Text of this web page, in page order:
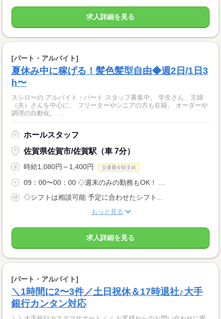
求人詳細を見る
[パート・アルバイト]
夏休み中に稼げる！髪色髪型自由◆週2日/1日3
h〜
スシローの アルバイト・パート スタッフ募集中。 学生さん、主婦
（夫）さんを中心に、 フリーターやシニアの方も在籍。 オーダーや
調理の自動化、 ...
ホールスタッフ
佐賀県佐賀市/佐賀駅（車 7分）
時給1,080円～1,400円 交通費全額支給
09：00〜00：00 ◇週末のみの勤務もOK！ ...
◇シフトは相談可能 予定に合わせたシフト...
もっと見る
求人詳細を見る
[パート・アルバイト]
＼1時間に2〜3件／土日祝休＆17時退社♪大手
銀行カンタン対応